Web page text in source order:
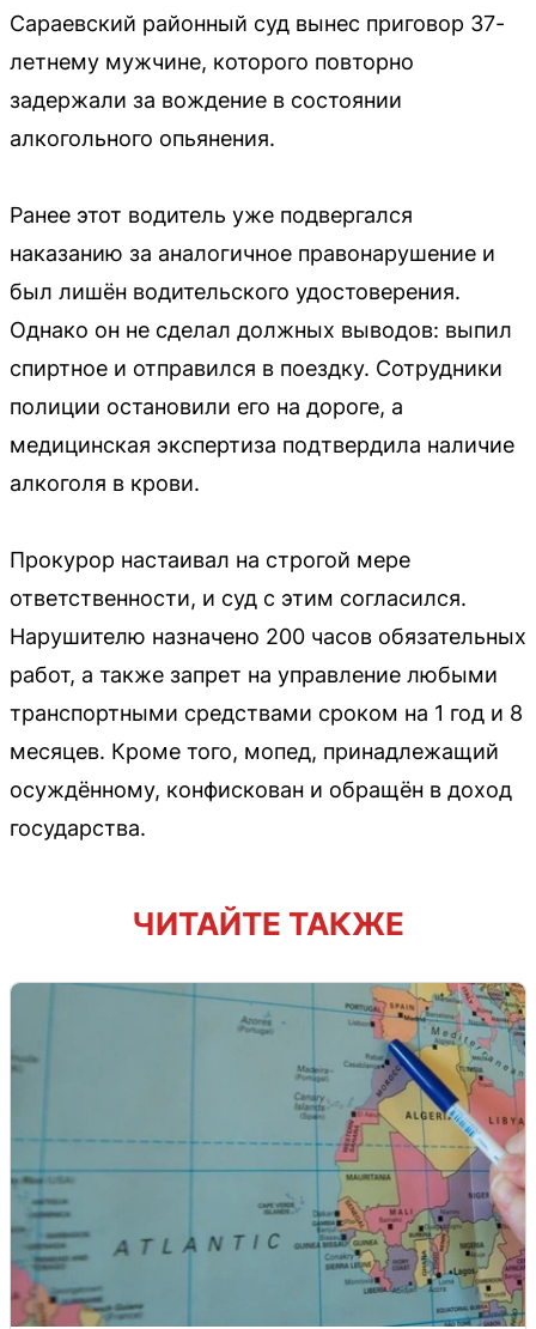
Сараевский районный суд вынес приговор 37-
летнему мужчине, которого повторно
задержали за вождение в состоянии
алкогольного опьянения.
Ранее этот водитель уже подвергался
наказанию за аналогичное правонарушение и
был лишён водительского удостоверения.
Однако он не сделал должных выводов: выпил
спиртное и отправился в поездку. Сотрудники
полиции остановили его на дороге, а
медицинская экспертиза подтвердила наличие
алкоголя в крови.
Прокурор настаивал на строгой мере
ответственности, и суд с этим согласился.
Нарушителю назначено 200 часов обязательных
работ, а также запрет на управление любыми
транспортными средствами сроком на 1 год и 8
месяцев. Кроме того, мопед, принадлежащий
осуждённому, конфискован и обращён в доход
государства.
ЧИТАЙТЕ ТАКЖЕ